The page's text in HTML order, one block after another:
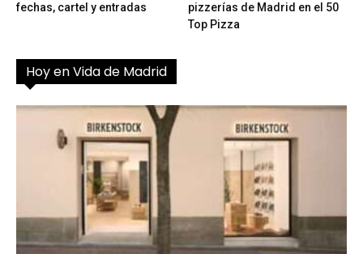
fechas, cartel y entradas
pizzerías de Madrid en el 50
Top Pizza
Hoy en Vida de Madrid